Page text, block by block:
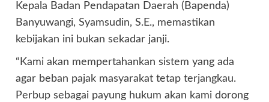
Kepala Badan Pendapatan Daerah (Bapenda)
Banyuwangi, Syamsudin, S.E., memastikan
kebijakan ini bukan sekadar janji.
“Kami akan mempertahankan sistem yang ada
agar beban pajak masyarakat tetap terjangkau.
Perbup sebagai payung hukum akan kami dorong